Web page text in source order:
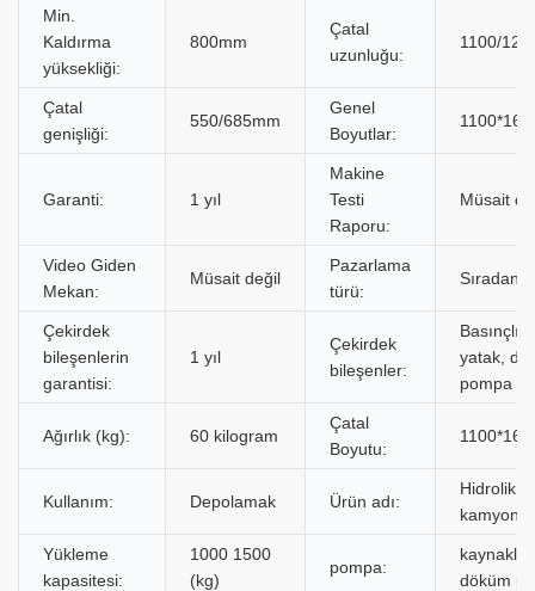
Min.
Kaldırma
yüksekliği:
800mm
Çatal
uzunluğu:
1100/
Çatal
genişliği:
550/685mm
Genel
Boyutlar:
Garanti: 1 yıl
Makine
Testi
Raporu:
Müsait
Video Giden
Mekan:
Müsait değil
Pazarlama
türü:
Sıradan
Çekirdek
bileşenlerin
garantisi:
1 yıl
Çekirdek
bileşenler:
Basınçlı
yatak,
pompa
Ağırlık (kg): 60 kilogram
Çatal
Boyutu:
Kullanım: Depolamak Ürün adı:
Hidrolik
kamyonu
Yükleme
kapasitesi:
1000 1500
(kg)
pompa:
kaynaklı
döküm